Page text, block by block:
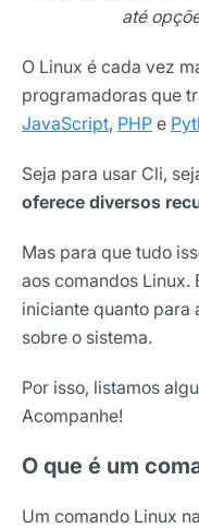
até
O Linux é cada vez
programadoras que
JavaScript, PHP e
Seja para usar Cli,
oferece diversos
Mas para que tudo
aos comandos Linux.
iniciante quanto para
sobre o sistema.
Por isso, listamos
Acompanhe!
O que é um
Um comando Linux